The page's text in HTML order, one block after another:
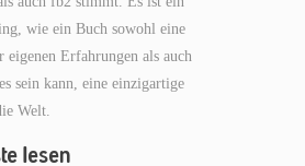
wie ein Buch sowohl eine
eigenen Erfahrungen als auch
sein kann, eine einzigartige
Welt.
lesen